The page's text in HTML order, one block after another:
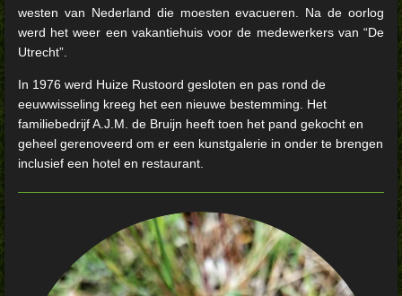
westen van Nederland die moesten evacueren. Na de oorlog
werd het weer een vakantiehuis voor de medewerkers van “De
Utrecht”.
In 1976 werd Huize Rustoord gesloten en pas rond de
eeuwwisseling kreeg het een nieuwe bestemming. Het
familiebedrijf A.J.M. de Bruijn heeft toen het pand gekocht en
geheel gerenoveerd om er een kunstgalerie in onder te brengen
inclusief een hotel en restaurant.